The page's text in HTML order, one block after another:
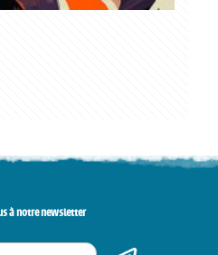
à notre newsletter